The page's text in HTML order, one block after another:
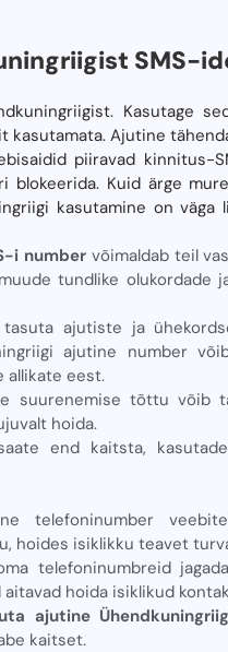
SMS-
Kasutage
Ajutine
piiravad kinnitus-
Kuid ärge
kasutamine on
i numbervõimaldab teil
tundlike olukordade
ajutiste ja
ajutine number
allikate eest.
suurenemise tõttu võib
hoida.
end kaitsta,
telefoninumber
hoides isiklikku teavet
telefoninumbreid
hoida isiklikud
ajutine
kaitset.